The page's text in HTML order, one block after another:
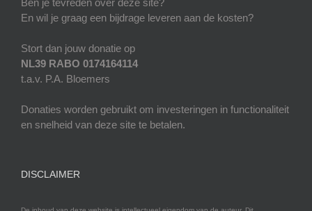
En wil je graag een bijdrage leveren aan de kosten?
Stort dan jouw donatie op
NL39 RABO 0174164114
t.a.v. P.A. Bloemers
Donaties worden gebruikt om investeringen in functionaliteit
en snelheid van deze site te betalen.
DISCLAIMER